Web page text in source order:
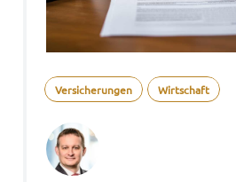
Versicherungen Wirtschaft